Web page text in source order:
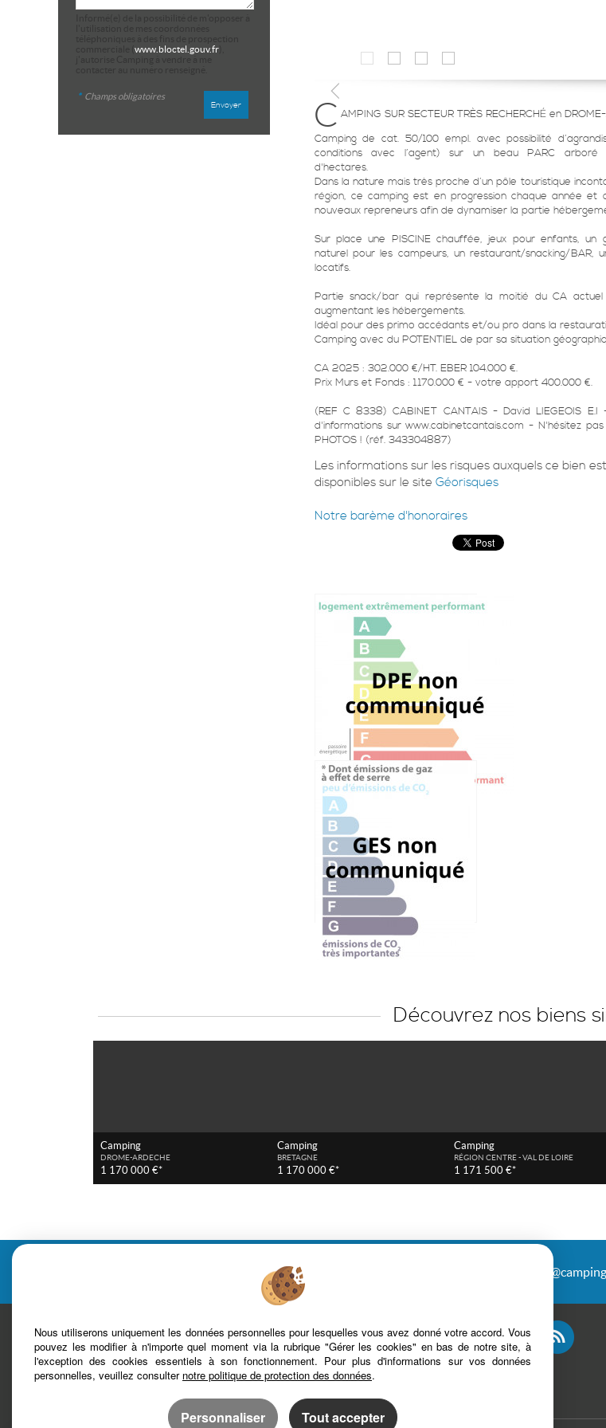
C AMPING SUR SECTEUR TRÈS RECHERCHÉ en
Camping de cat. 50/100 empl. avec possibilité
conditions avec l’agent) sur un beau PARC arboré
d'hectares.
Dans la nature mais très proche d’un pôle touristique
région, ce camping est en progression chaque année et
nouveaux repreneurs afin de dynamiser la partie
Sur place une PISCINE chauffée, jeux pour enfants, un
naturel pour les campeurs, un restaurant/snacking/BAR,
locatifs.
Partie snack/bar qui représente la moitié du CA
augmentant les hébergements.
Idéal pour des primo accédants et/ou pro dans la
Camping avec du POTENTIEL de par sa situation
CA 2025 : 302.000 €/HT. EBER 104.000 €.
Prix Murs et Fonds : 1.170.000 € - votre apport 400.000 €.
(REF C 8338) CABINET CANTAIS - David LIEGEOIS
d'informations sur www.cabinetcantais.com - N'hésitez
PHOTOS ! (réf. 343304887)
Les informations sur les risques auxquels ce bien
disponibles sur le site Géorisques
Notre barème d'honoraires
commerciale (www.bloctel.gouv.fr
* Champs obligatoires
Découvrez nos biens
Camping
DROME-ARDECHE
1 170 000 €*
Camping
BRETAGNE
1 170 000 €*
Camping
RÉGION CENTRE - VAL DE LOIRE
1 171 500 €*
Cabinet Cantais
Nous utiliserons uniquement les données personnelles pour lesquelles vous avez donné votre accord. Vous
pouvez les modifier à n'importe quel moment via la rubrique "Gérer les cookies" en bas de notre site, à
l'exception des cookies essentiels à son fonctionnement. Pour plus d'informations sur vos données
personnelles, veuillez consulter notre politique de protection des données.
Personnaliser Tout accepter